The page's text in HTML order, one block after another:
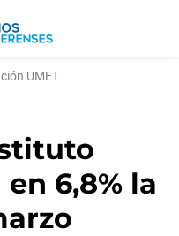
UMET
6,8% la